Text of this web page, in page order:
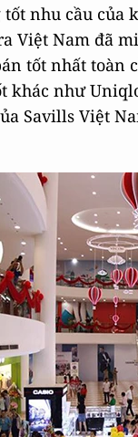
nhu cầu của
Việt Nam đã
tốt nhất toàn
khác như
Savills Việt